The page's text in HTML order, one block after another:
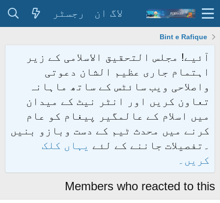
لاگ ان رجسٹر
Bint e Rafique
آئیے! مجلس التحقیق الاسلامی کے زیر
اہتمام جاری عظیم الشان دعوتی
واصلاحی ویب سائٹس کے ساتھ ماہانہ
تعاون کریں اور انٹر نیٹ کے میدان
میں اسلام کے عالمگیر پیغام کو عام
کرنے میں محدث ٹیم کے دست وبازو بنیں
۔تفصیلات جاننے کے لئے یہاں کلک
کریں۔
Members who reacted to this